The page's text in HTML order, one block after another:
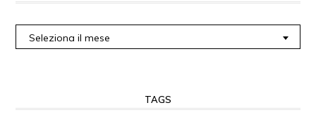
Seleziona il mese
TAGS